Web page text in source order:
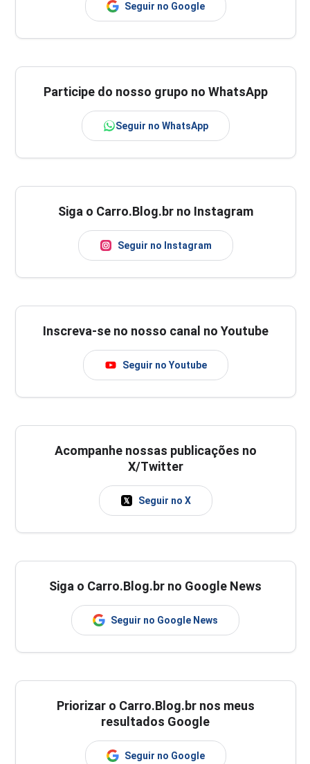
Seguir no Google
Participe do nosso grupo no WhatsApp
Seguir no WhatsApp
Siga o Carro.Blog.br no Instagram
Seguir no Instagram
Inscreva-se no nosso canal no Youtube
Seguir no Youtube
Acompanhe nossas publicações no
X/Twitter
Seguir no X
Siga o Carro.Blog.br no Google News
Seguir no Google News
Priorizar o Carro.Blog.br nos meus
resultados Google
Seguir no Google